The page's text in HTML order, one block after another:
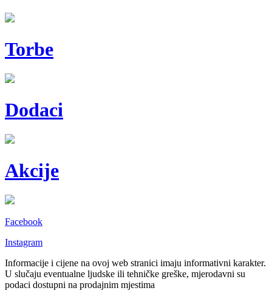
Torbe
Dodaci
Akcije
Facebook
Instagram
Informacije i cijene na ovoj web stranici imaju informativni karakter.
U slučaju eventualne ljudske ili tehničke greške, mjerodavni su
podaci dostupni na prodajnim mjestima